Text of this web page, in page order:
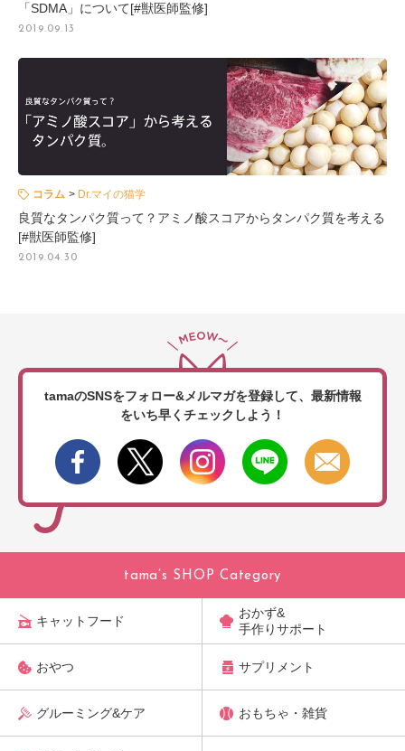
「SDMA」について[#獣医師監修]
2019.09.13
コラム Dr.マイの猫学
良質なタンパク質って？アミノ酸スコアからタンパク質を考える
[#獣医師監修]
2019.04.30
tamaのSNSをフォロー&メルマガを登録して、 最新情報
をいち早くチェックしよう！
tama’s SHOP Category
キャットフード
おかず&
手作りサポート
おやつ サプリメント
グルーミング&ケア おもちゃ・雑貨